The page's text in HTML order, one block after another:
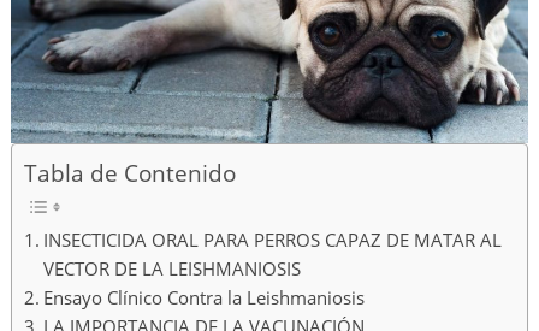
Tabla de Contenido
INSECTICIDA ORAL PARA PERROS CAPAZ DE MATAR AL
VECTOR DE LA LEISHMANIOSIS
Ensayo Clínico Contra la Leishmaniosis